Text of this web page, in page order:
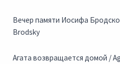
Вечер памяти Иосифа
Brodsky
Агата возвращается домой /